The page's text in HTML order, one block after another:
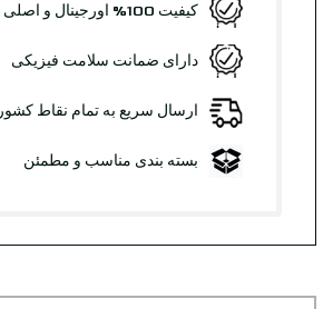
کیفیت 100% اورجینال و اصلی
دارای ضمانت سلامت فیزیکی
ارسال سریع به تمام نقاط کشور
بسته بندی مناسب و مطمئن